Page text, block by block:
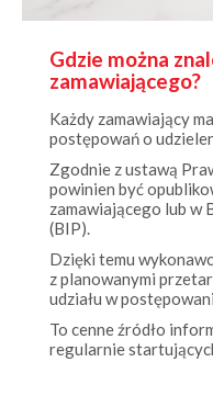
zamawiającego?
Każdy zamawiający
postępowań o
Zgodnie z ustawą
powinien być
zamawiającego lub w
(BIP).
Dzięki temu
z planowanymi
udziału w
To cenne źródło
regularnie